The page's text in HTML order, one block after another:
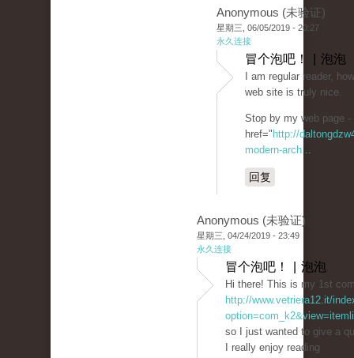
Anonymous (未验证)
星期三, 06/05/2019 - 20:27
永久连接
冒个泡吧！ | 泡泡
I am regular reader,
web site is truly nice.
Stop by my web page -
href=" http://
modern-arch...
回复
Anonymous (未验证)
星期三, 04/24/2019 - 23:49
永久连接
冒个泡吧！ | 泡泡
Hi there! This is my 1st
http://www.vetriera12.it/
so I just wanted to give a
I really enjoy reading